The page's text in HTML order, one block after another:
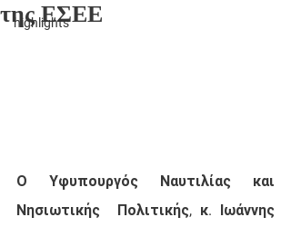
highlights
της ΕΣΕΕ
Ο Υφυπουργός Ναυτιλίας και
Νησιωτικής  Πολιτικής, κ. Ιωάννης